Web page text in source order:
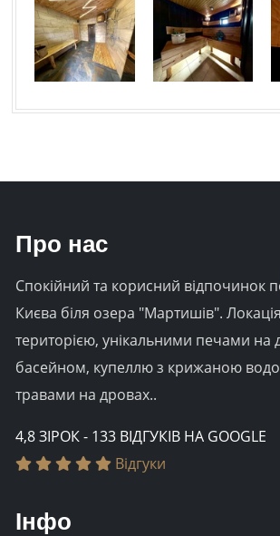
Про нас
Спокійний та корисний відпочинок
Києва біля озера "Мартишів".
територією, унікальними печами на
басейном, купеллю з крижаною
травами на дровах..
4,8 ЗІРОК - 133 ВІДГУКІВ НА GOOGLE
Відгуки
Інфо